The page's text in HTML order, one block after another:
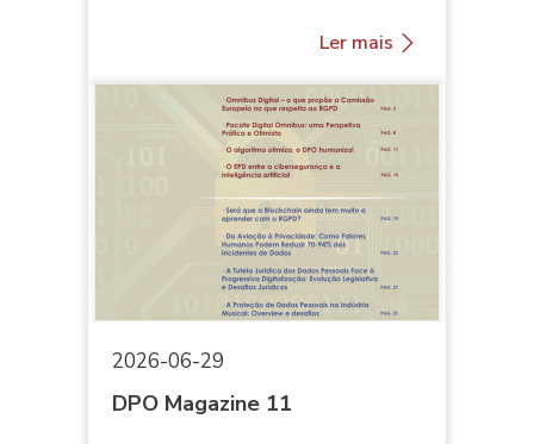
Ler mais
2026-06-29
DPO Magazine 11